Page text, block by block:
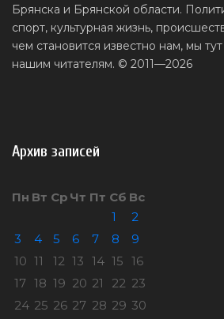
Брянска и Брянской области.
спорт, культурная жизнь,
чем становится известно нам, мы
нашим читателям. © 2011—2026
Архив записей
Пн Вт Ср Чт Пт Сб Вс
1
2
3
4 5 6 7 8
9
10 11 12 13 14 15 16
17 18 19 20 21 22 23
24 25 26 27 28 29 30